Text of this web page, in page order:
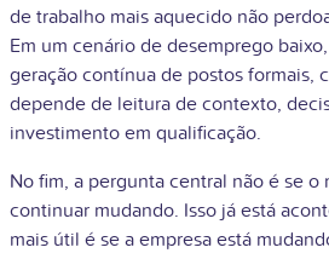
de trabalho mais aquecido não
Em um cenário de desemprego
geração contínua de postos formais,
depende de leitura de contexto,
investimento em qualificação.
No fim, a pergunta central não é se o
continuar mudando. Isso já está
mais útil é se a empresa está